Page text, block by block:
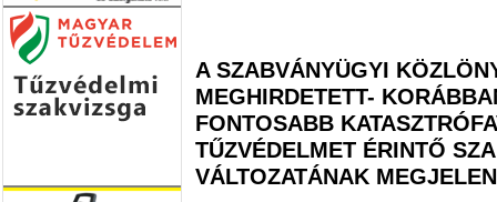
A SZABVÁNYÜGYI
MEGHIRDETETT-
FONTOSABB
TŰZVÉDELMET ÉRINTŐ
VÁLTOZATÁNAK